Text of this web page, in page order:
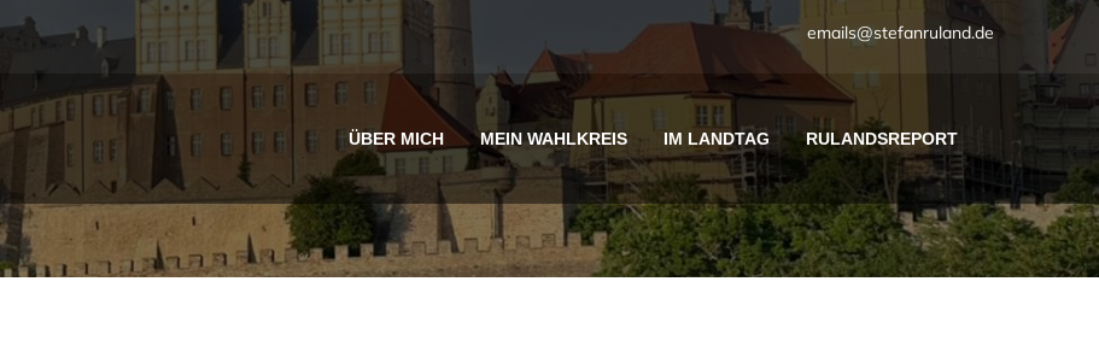
emails@stefanruland.de
ÜBER MICH MEIN WAHLKREIS IM LANDTAG RULANDSREPORT